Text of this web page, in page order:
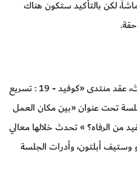
لكن بالتأكيد ستكون هناك
وفي ختام فعالياته من اليوم الثالث، عقد منتدى «كوفيد - 19 : تسريع
تحت عنوان «بين مكان العمل
من الرفاه؟ » تحدث خلالها معالي
وستيف أبلتون، وأدرات الجلسة